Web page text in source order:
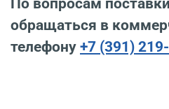
обращаться в
телефону +7 (391)